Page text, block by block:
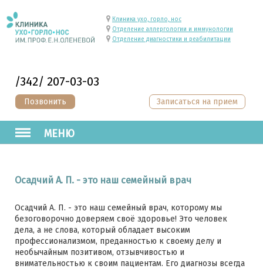
/342/ 207-03-03
Позвонить
Клиника ухо, горло, нос
Отделение аллергологии и иммунологии
Отделение диагностики и реабилитации
МЕНЮ
Записаться на прием
Осадчий А. П. - это наш семейный врач
Осадчий А. П. - это наш семейный врач, которому мы
безоговорочно доверяем своё здоровье! Это человек
дела, а не слова, который обладает высоким
профессионализмом, преданностью к своему делу и
необычайным позитивом, отзывчивостью и
внимательностью к своим пациентам. Его диагнозы всегда